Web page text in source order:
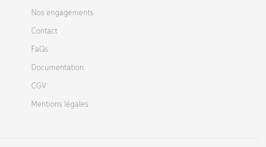
Nos engagements
Contact
FaQs
Documentation
CGV
Mentions légales